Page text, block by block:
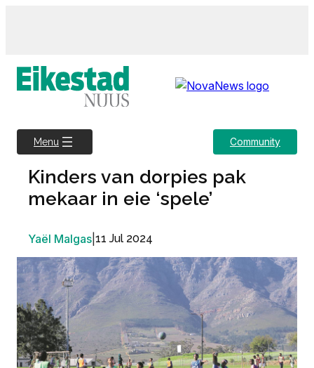
Menu Community
Kinders van dorpies pak
mekaar in eie ‘spele’
Yaël Malgas 11 Jul 2024